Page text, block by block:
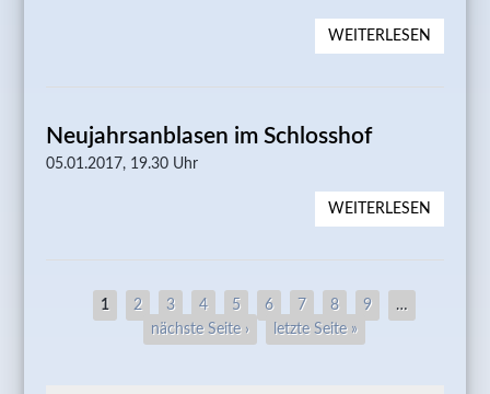
WEITERLESEN
Neujahrsanblasen im Schlosshof
05.01.2017, 19.30 Uhr
WEITERLESEN
Seiten
1 2 3 4 5 6 7 8 9
…
nächste Seite ›
letzte Seite »